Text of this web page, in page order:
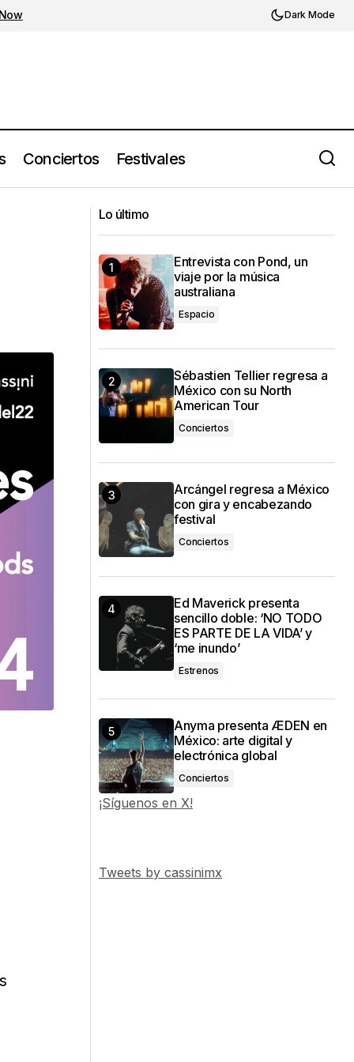
Dark Mode
Conciertos Festivales
Silvana Estrada
Lo último
Entrevista con Pond, un
viaje por la música
australiana
Espacio
Sébastien Tellier regresa a
México con su North
American Tour
Conciertos
Arcángel regresa a México
con gira y encabezando
festival
Conciertos
Ed Maverick presenta
sencillo doble: ‘NO TODO
ES PARTE DE LA VIDA’ y
‘me inundo’
Estrenos
Anyma presenta ÆDEN en
México: arte digital y
electrónica global
Conciertos
¡Síguenos en X!
Tweets by cassinimx